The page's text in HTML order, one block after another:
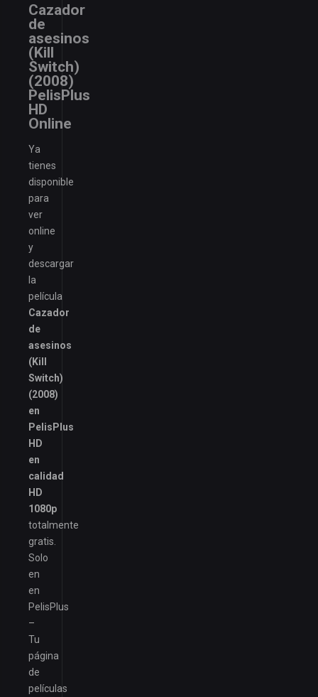
Cazador
de
asesinos
(Kill
Switch)
(2008)
PelisPlus
HD
Online
Ya
tienes
disponible
para
ver
online
y
descargar
la
película
Cazador
de
asesinos
(Kill
Switch)
(2008)
en
PelisPlus
HD
en
calidad
HD
1080p
totalmente
gratis.
Solo
en
en
PelisPlus
–
Tu
página
de
películas